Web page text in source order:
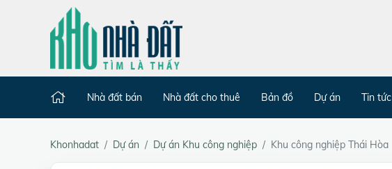
Nhà đất bán Nhà đất cho thuê Bản đồ Dự án Tin tức
Khonhadat Dự án Dự án Khu công nghiệp Khu công nghiệp Thái Hòa